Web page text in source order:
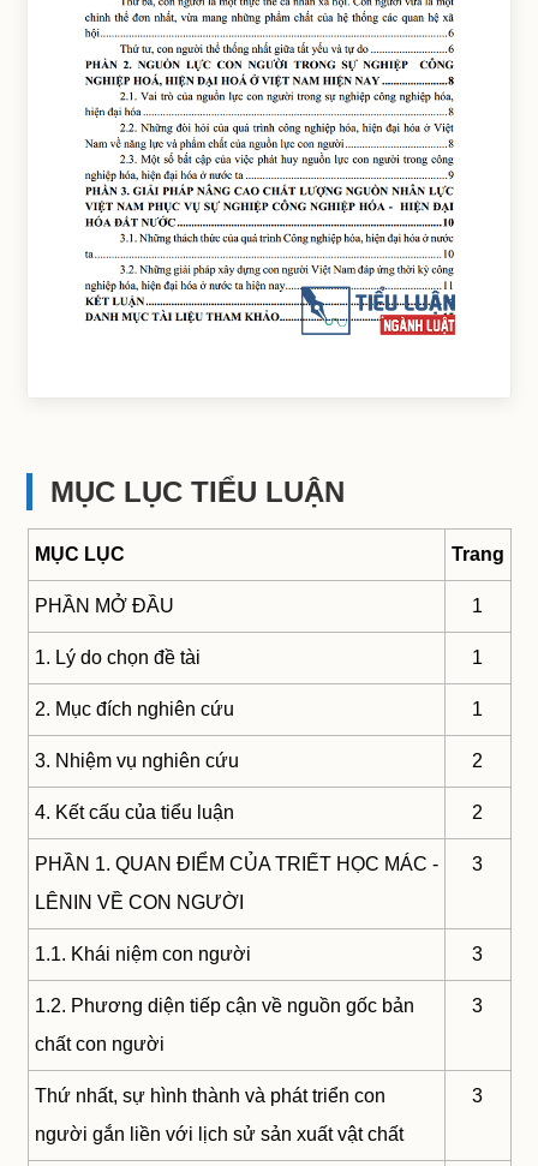
MỤC LỤC TIỂU LUẬN
MỤC LỤC Trang
PHẦN MỞ ĐẦU 1
1. Lý do chọn đề tài 1
2. Mục đích nghiên cứu 1
3. Nhiệm vụ nghiên cứu 2
4. Kết cấu của tiểu luận 2
PHẦN 1. QUAN ĐIỂM CỦA TRIẾT HỌC MÁC -
LÊNIN VỀ CON NGƯỜI
3
1.1. Khái niệm con người 3
1.2. Phương diện tiếp cận về nguồn gốc bản
chất con người
3
Thứ nhất, sự hình thành và phát triển con
người gắn liền với lịch sử sản xuất vật chất
3